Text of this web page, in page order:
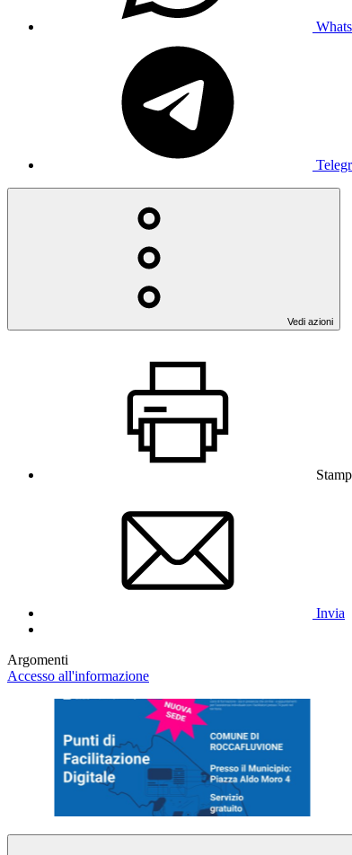
Vedi azioni
Invia
Argomenti
Accesso all'informazione